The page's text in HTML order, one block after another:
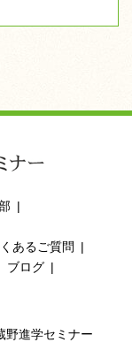
あるご質問
ブログ
野進学セミナー